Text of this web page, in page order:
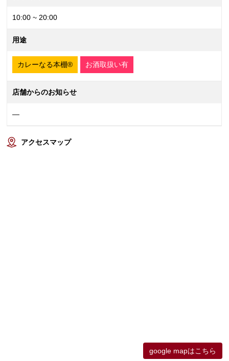
10:00 ~ 20:00
用途
カレーなる本棚® お酒取扱い有
店舗からのお知らせ
—
アクセスマップ
google mapはこちら